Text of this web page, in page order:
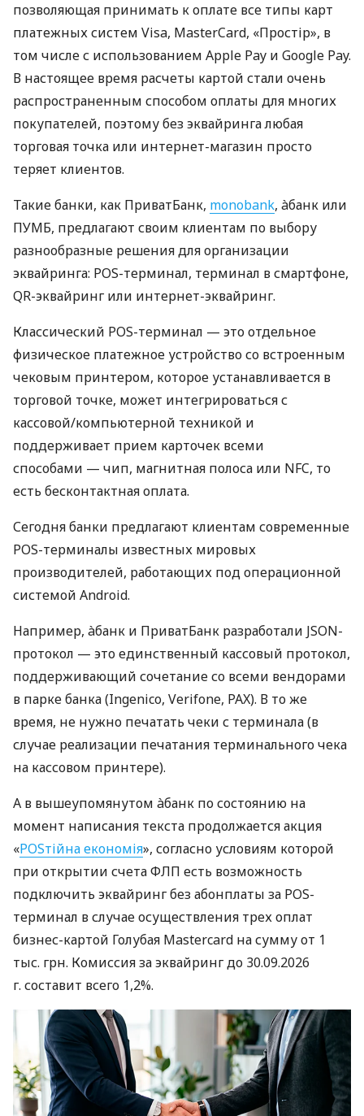
позволяющая принимать к оплате все типы карт
платежных систем Visa, MasterCard, «Простір», в
том числе с использованием Apple Pay и Google Pay.
В настоящее время расчеты картой стали очень
распространенным способом оплаты для многих
покупателей, поэтому без эквайринга любая
торговая точка или интернет-магазин просто
теряет клиентов.
Такие банки, как ПриватБанк, monobank, àбанк или
ПУМБ, предлагают своим клиентам по выбору
разнообразные решения для организации
эквайринга: POS-терминал, терминал в смартфоне,
QR-эквайринг или интернет-эквайринг.
Классический POS-терминал — это отдельное
физическое платежное устройство со встроенным
чековым принтером, которое устанавливается в
торговой точке, может интегрироваться с
кассовой/компьютерной техникой и
поддерживает прием карточек всеми
способами — чип, магнитная полоса или NFC, то
есть бесконтактная оплата.
Сегодня банки предлагают клиентам современные
POS-терминалы известных мировых
производителей, работающих под операционной
системой Android.
Например, àбанк и ПриватБанк разработали JSON-
протокол — это единственный кассовый протокол,
поддерживающий сочетание со всеми вендорами
в парке банка (Ingenico, Verifone, PAX). В то же
время, не нужно печатать чеки с терминала (в
случае реализации печатания терминального чека
на кассовом принтере).
А в вышеупомянутом àбанк по состоянию на
момент написания текста продолжается акция
«POSтійна економія», согласно условиям которой
при открытии счета ФЛП есть возможность
подключить эквайринг без абонплаты за POS-
терминал в случае осуществления трех оплат
бизнес-картой Голубая Mastercard на сумму от 1
тыс. грн. Комиссия за эквайринг до 30.09.2026
г. составит всего 1,2%.